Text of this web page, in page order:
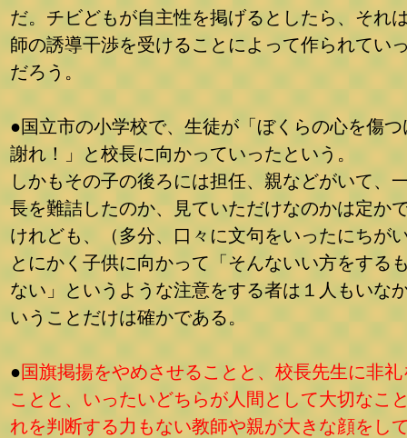
だ。チビどもが自主性を掲げるとしたら、それ
師の誘導干渉を受けることによって作られてい
だろう。
●国立市の小学校で、生徒が「ぼくらの心を傷つ
謝れ！」と校長に向かっていったという。
しかもその子の後ろには担任、親などがいて、
長を難詰したのか、見ていただけなのかは定か
けれども、（多分、口々に文句をいったにちが
とにかく子供に向かって「そんないい方をする
ない」というような注意をする者は１人もいな
いうことだけは確かである。
●国旗掲揚をやめさせることと、校長先生に非
ことと、いったいどちらが人間として大切なこ
れを判断する力もない教師や親が大きな顔をし